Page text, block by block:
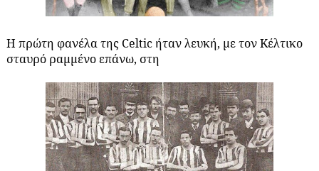
Η πρώτη φανέλα της Celtic ήταν λευκή, με τον Κέλτικο
σταυρό ραμμένο επάνω, στη